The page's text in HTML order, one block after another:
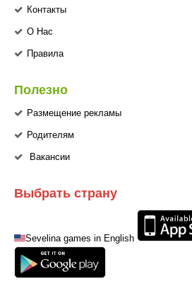
Контакты
О Нас
Правила
Полезно
Размещение рекламы
Родителям
Вакансии
Выбрать страну
Sevelina games in English